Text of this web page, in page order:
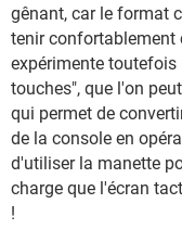
gênant, car le format
tenir confortablement
expérimente
touches", que l'on
qui permet de
de la console en
d'utiliser la manette
charge que l'écran
!